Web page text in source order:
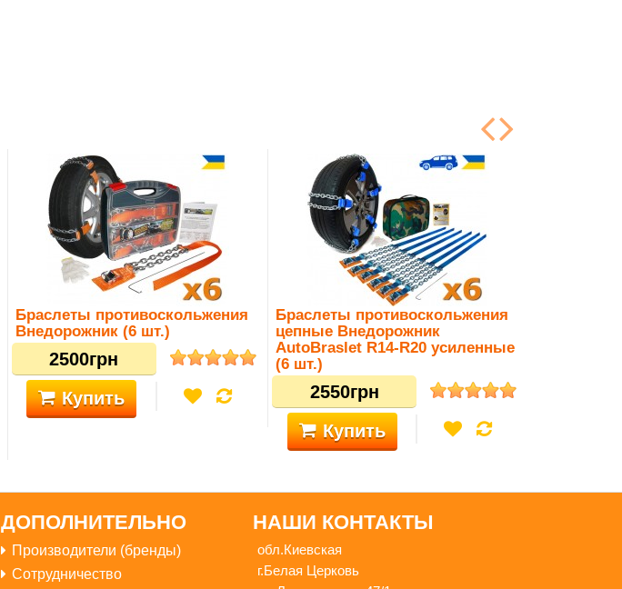
Браслеты противоскольжения
Внедорожник (6 шт.)
2500грн
Купить
Браслеты противоскольжения
цепные Внедорожник
AutoBraslet R14-R20 усиленные
(6 шт.)
2550грн
Купить
ДОПОЛНИТЕЛЬНО
Производители (бренды)
Сотрудничество
НАШИ КОНТАКТЫ
обл.Киевская
г.Белая Церковь